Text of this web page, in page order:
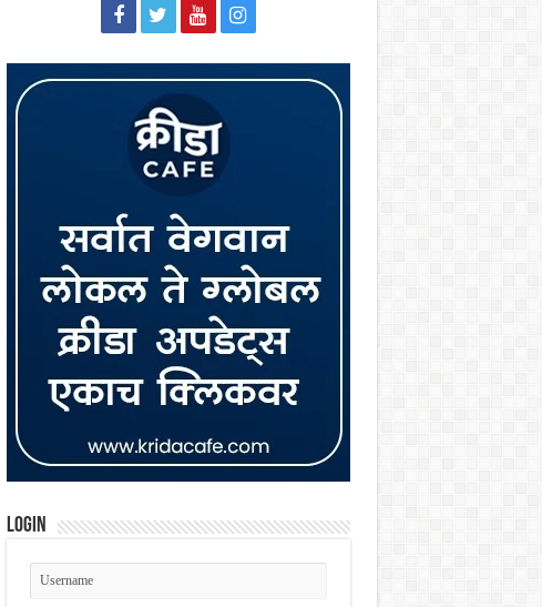
Login